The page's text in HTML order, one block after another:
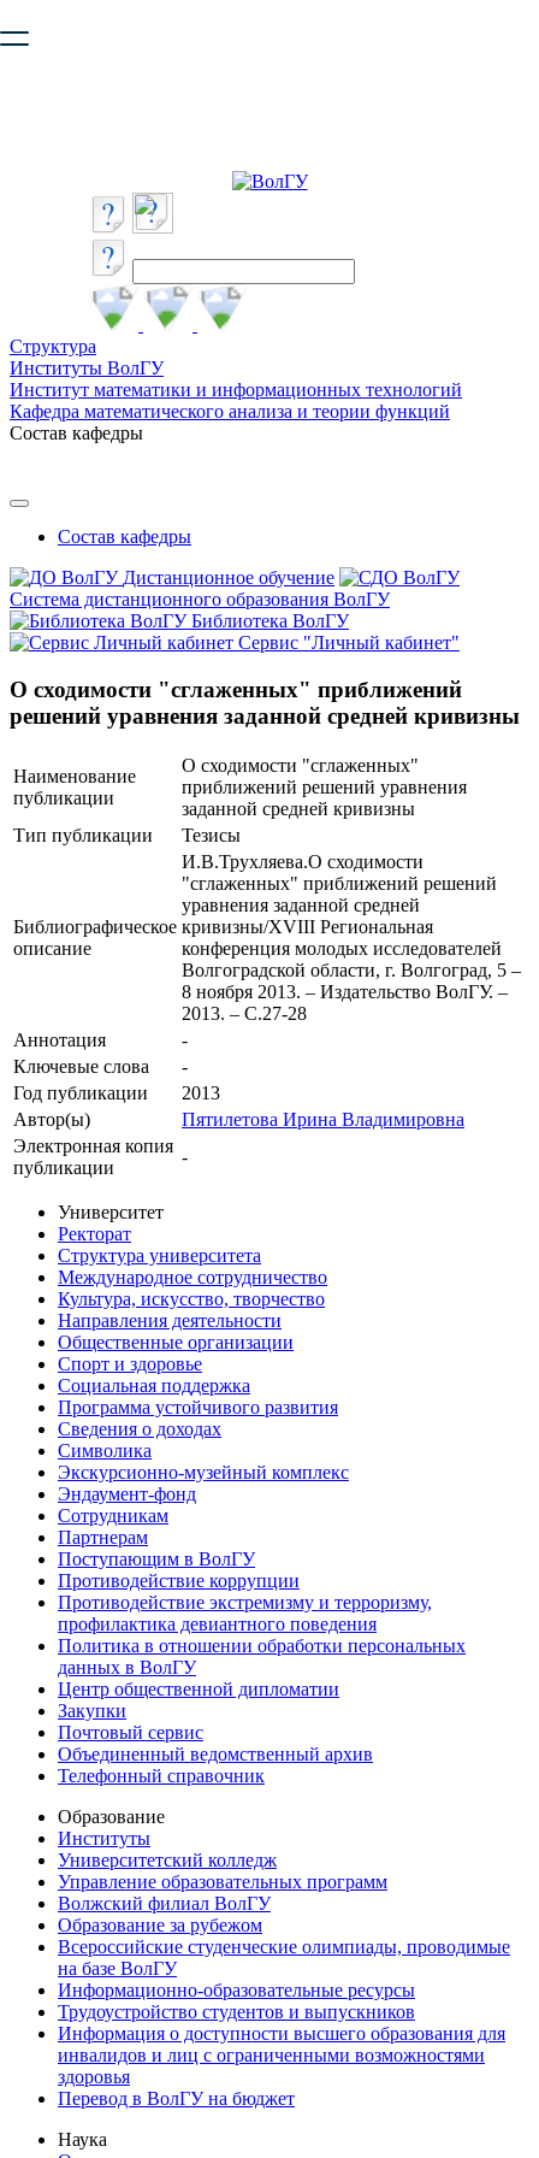
безопасную работу с сайтом. Пожалуйста
Структура
Институты ВолГУ
Институт математики и информационных технологий
Кафедра математического анализа и теории функций
Состав кафедры
Состав кафедры
Дистанционное обучение
Система дистанционного образования ВолГУ
Библиотека ВолГУ
Сервис "Личный кабинет"
О сходимости "сглаженных" приближений
решений уравнения заданной средней кривизны
Наименование
публикации
О сходимости "сглаженных"
приближений решений уравнения
заданной средней кривизны
Тип публикации
Тезисы
Библиографическое
описание
И.В.Трухляева.О сходимости
"сглаженных" приближений решений
уравнения заданной средней
кривизны/XVIII Региональная
конференция молодых исследователей
Волгоградской области, г. Волгоград, 5 –
8 ноября 2013. – Издательство ВолГУ. –
2013. – С.27-28
Аннотация
-
Ключевые cлова
-
Год публикации
2013
Автор(ы)
Пятилетова Ирина Владимировна
Электронная копия
публикации
-
Университет
Ректорат
Структура университета
Международное сотрудничество
Культура, искусство, творчество
Направления деятельности
Общественные организации
Спорт и здоровье
Социальная поддержка
Программа устойчивого развития
Сведения о доходах
Символика
Экскурсионно-музейный комплекс
Эндаумент-фонд
Сотрудникам
Партнерам
Поступающим в ВолГУ
Противодействие коррупции
Противодействие экстремизму и терроризму,
профилактика девиантного поведения
Политика в отношении обработки персональных
данных в ВолГУ
Центр общественной дипломатии
Закупки
Почтовый сервис
Объединенный ведомственный архив
Телефонный справочник
Образование
Институты
Университетский колледж
Управление образовательных программ
Волжский филиал ВолГУ
Образование за рубежом
Всероссийские студенческие олимпиады, проводимые
на базе ВолГУ
Информационно-образовательные ресурсы
Трудоустройство студентов и выпускников
Информация о доступности высшего образования для
инвалидов и лиц с ограниченными возможностями
здоровья
Перевод в ВолГУ на бюджет
Наука